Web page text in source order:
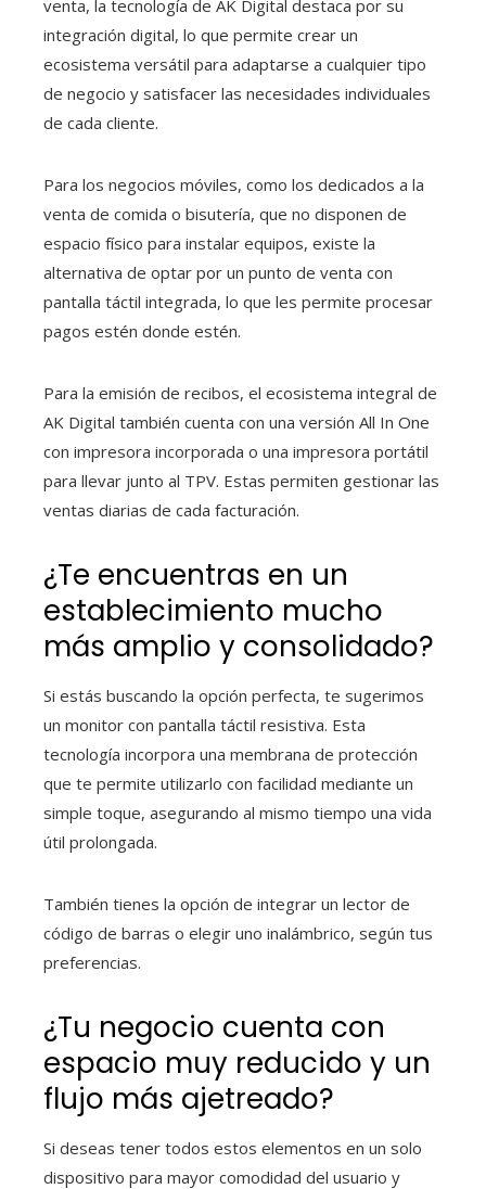
venta, la tecnología de AK Digital destaca por su
integración digital, lo que permite crear un
ecosistema versátil para adaptarse a cualquier tipo
de negocio y satisfacer las necesidades individuales
de cada cliente.
Para los negocios móviles, como los dedicados a la
venta de comida o bisutería, que no disponen de
espacio físico para instalar equipos, existe la
alternativa de optar por un punto de venta con
pantalla táctil integrada, lo que les permite procesar
pagos estén donde estén.
Para la emisión de recibos, el ecosistema integral de
AK Digital también cuenta con una versión All In One
con impresora incorporada o una impresora portátil
para llevar junto al TPV. Estas permiten gestionar las
ventas diarias de cada facturación.
¿Te encuentras en un
establecimiento mucho
más amplio y consolidado?
Si estás buscando la opción perfecta, te sugerimos
un monitor con pantalla táctil resistiva. Esta
tecnología incorpora una membrana de protección
que te permite utilizarlo con facilidad mediante un
simple toque, asegurando al mismo tiempo una vida
útil prolongada.
También tienes la opción de integrar un lector de
código de barras o elegir uno inalámbrico, según tus
preferencias.
¿Tu negocio cuenta con
espacio muy reducido y un
flujo más ajetreado?
Si deseas tener todos estos elementos en un solo
dispositivo para mayor comodidad del usuario y